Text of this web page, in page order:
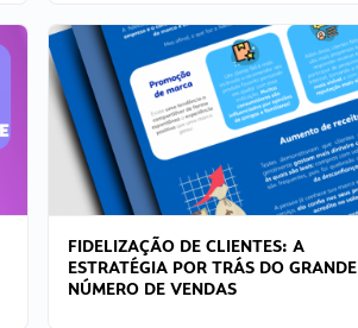
FIDELIZAÇÃO DE CLIENTES: A
ESTRATÉGIA POR TRÁS DO GRANDE
NÚMERO DE VENDAS